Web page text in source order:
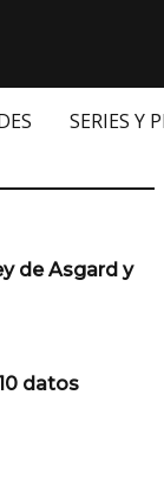
SERIES Y
de Asgard y
datos